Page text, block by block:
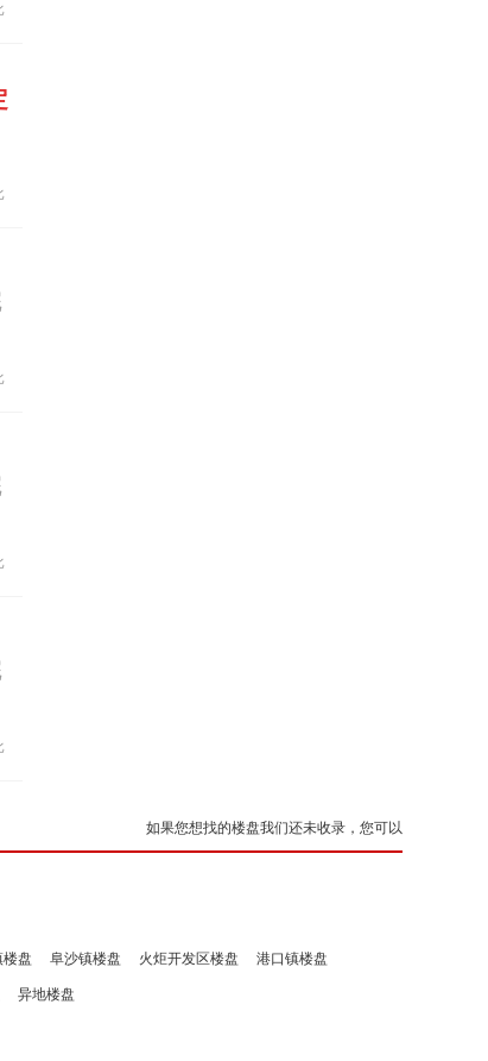
如果您想找的楼盘我们还未收录，您可以
楼盘 阜沙镇楼盘 火炬开发区楼盘 港口镇楼盘
异地楼盘